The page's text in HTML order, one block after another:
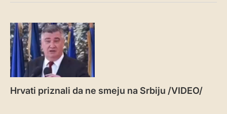
Hrvati priznali da ne smeju na Srbiju /VIDEO/